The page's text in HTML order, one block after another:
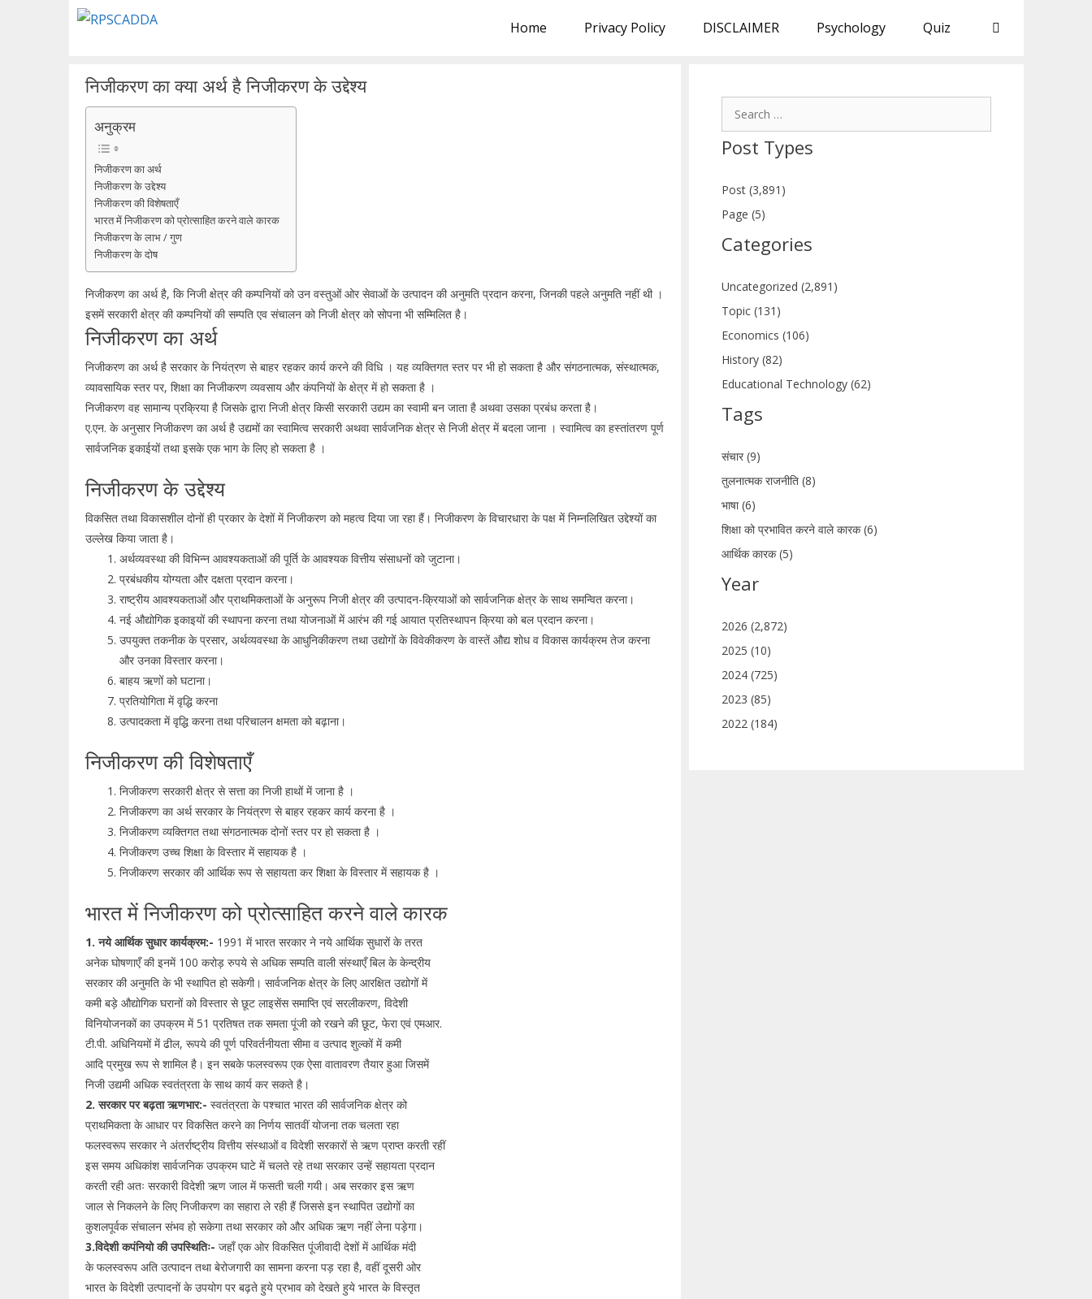
Home Privacy Policy DISCLAIMER Psychology Quiz
निजीकरण का क्या अर्थ है निजीकरण के उद्देश्य
अनुक्रम
निजीकरण का अर्थ
निजीकरण के उद्देश्य
निजीकरण की विशेषताएँ
भारत में निजीकरण को प्रोत्साहित करने वाले कारक
निजीकरण के लाभ / गुण
निजीकरण के दोष
निजीकरण का अर्थ है, कि निजी क्षेत्र की कम्पनियों को उन वस्तुओं ओर सेवाओं के उत्पादन की अनुमति प्रदान करना, जिनकी पहले अनुमति नहीं थी ।
इसमें सरकारी क्षेत्र की कम्पनियों की सम्पति एव संचालन को निजी क्षेत्र को सोपना भी सम्मिलित है।
निजीकरण का अर्थ
निजीकरण का अर्थ है सरकार के नियंत्रण से बाहर रहकर कार्य करने की विधि । यह व्यक्तिगत स्तर पर भी हो सकता है और संगठनात्मक, संस्थात्मक,
व्यावसायिक स्तर पर, शिक्षा का निजीकरण व्यवसाय और कंपनियों के क्षेत्र में हो सकता है ।
निजीकरण वह सामान्य प्रक्रिया है जिसके द्वारा निजी क्षेत्र किसी सरकारी उद्यम का स्वामी बन जाता है अथवा उसका प्रबंध करता है।
ए.एन. के अनुसार निजीकरण का अर्थ है उद्यमों का स्वामित्व सरकारी अथवा सार्वजनिक क्षेत्र से निजी क्षेत्र में बदला जाना । स्वामित्व का हस्तांतरण पूर्ण
सार्वजनिक इकाईयों तथा इसके एक भाग के लिए हो सकता है ।
निजीकरण के उद्देश्य
विकसित तथा विकासशील दोनों ही प्रकार के देशों में निजीकरण को महत्व दिया जा रहा हैं। निजीकरण के विचारधारा के पक्ष में निम्नलिखित उद्देश्यों का
उल्लेख किया जाता है।
अर्थव्यवस्था की विभिन्न आवश्यकताओं की पूर्ति के आवश्यक वित्तीय संसाधनों को जुटाना।
प्रबंधकीय योग्यता और दक्षता प्रदान करना।
राष्ट्रीय आवश्यकताओं और प्राथमिकताओं के अनुरूप निजी क्षेत्र की उत्पादन-क्रियाओं को सार्वजनिक क्षेत्र के साथ समन्वित करना।
नई औद्योगिक इकाइयों की स्थापना करना तथा योजनाओं में आरंभ की गई आयात प्रतिस्थापन क्रिया को बल प्रदान करना।
उपयुक्त तकनीक के प्रसार, अर्थव्यवस्था के आधुनिकीकरण तथा उद्योगों के विवेकीकरण के वास्तें औद्य शोध व विकास कार्यक्रम तेज करना
और उनका विस्तार करना।
बाहय ऋणों को घटाना।
प्रतियोगिता में वृद्धि करना
उत्पादकता में वृद्धि करना तथा परिचालन क्षमता को बढ़ाना।
निजीकरण की विशेषताएँ
निजीकरण सरकारी क्षेत्र से सत्ता का निजी हाथों में जाना है ।
निजीकरण का अर्थ सरकार के नियंत्रण से बाहर रहकर कार्य करना है ।
निजीकरण व्यक्तिगत तथा संगठनात्मक दोनों स्तर पर हो सकता है ।
निजीकरण उच्च शिक्षा के विस्तार में सहायक है ।
निजीकरण सरकार की आर्थिक रूप से सहायता कर शिक्षा के विस्तार में सहायक है ।
भारत में निजीकरण को प्रोत्साहित करने वाले कारक
1. नये आर्थिक सुधार कार्यक्रम:- 1991 में भारत सरकार ने नये आर्थिक सुधारों के तरत
अनेक घोषणाएँ की इनमें 100 करोड़ रुपये से अधिक सम्पति वाली संस्थाएँ बिल के केन्द्रीय
सरकार की अनुमति के भी स्थापित हो सकेगी। सार्वजनिक क्षेत्र के लिए आरक्षित उद्योगों में
कमी बड़े औद्योगिक घरानों को विस्तार से छूट लाइसेंस समाप्ति एवं सरलीकरण, विदेशी
विनियोजनकों का उपक्रम में 51 प्रतिषत तक समता पूंजी को रखने की छूट, फेरा एवं एमआर.
टी.पी. अधिनियमों में ढील, रूपये की पूर्ण परिवर्तनीयता सीमा व उत्पाद शुल्कों में कमी
आदि प्रमुख रूप से शामिल है। इन सबके फलस्वरूप एक ऐसा वातावरण तैयार हुआ जिसमें
निजी उद्यमी अधिक स्वतंत्रता के साथ कार्य कर सकते है।
2. सरकार पर बढ़ता ऋणभार:- स्वतंत्रता के पश्चात भारत की सार्वजनिक क्षेत्र को
प्राथमिकता के आधार पर विकसित करने का निर्णय सातवीं योजना तक चलता रहा
फलस्वरूप सरकार ने अंतर्राष्ट्रीय वित्तीय संस्थाओं व विदेशी सरकारों से ऋण प्राप्त करती रहीं
इस समय अधिकांश सार्वजनिक उपक्रम घाटे में चलते रहे तथा सरकार उन्हें सहायता प्रदान
करती रही अतः सरकारी विदेशी ऋण जाल में फसती चली गयी। अब सरकार इस ऋण
जाल से निकलने के लिए निजीकरण का सहारा ले रही हैं जिससे इन स्थापित उद्योगों का
कुशलपूर्वक संचालन संभव हो सकेगा तथा सरकार को और अधिक ऋण नहीं लेना पड़ेगा।
3.विदेशी कपंनियो की उपस्थितिः- जहाँ एक ओर विकसित पूंजीवादी देशों में आर्थिक मंदी
के फलस्वरूप अति उत्पादन तथा बेरोजगारी का सामना करना पड़ रहा है, वहीं दूसरी ओर
भारत के विदेशी उत्पादनों के उपयोग पर बढ़ते हुये प्रभाव को देखते हुये भारत के विस्तृत
Post Types
Post (3,891)
Page (5)
Categories
Uncategorized (2,891)
Topic (131)
Economics (106)
History (82)
Educational Technology (62)
Tags
संचार (9)
तुलनात्मक राजनीति (8)
भाषा (6)
शिक्षा को प्रभावित करने वाले कारक (6)
आर्थिक कारक (5)
Year
2026 (2,872)
2025 (10)
2024 (725)
2023 (85)
2022 (184)